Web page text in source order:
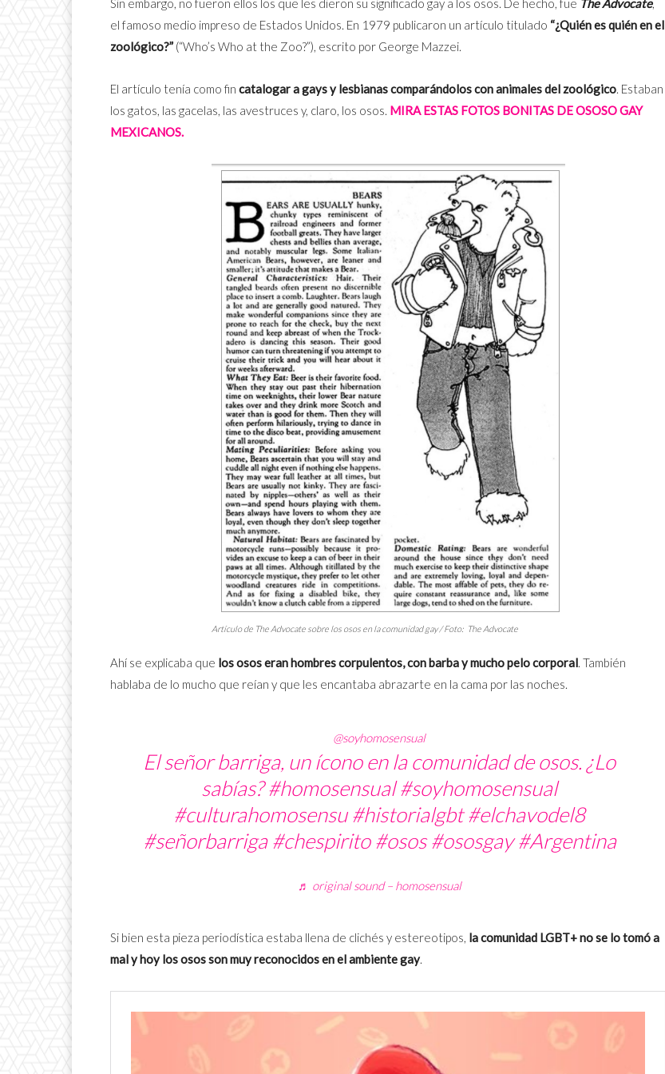
Sin embargo, no fueron ellos los que les dieron su significado gay a los osos. De hecho, fue The Advocate,
el famoso medio impreso de Estados Unidos. En 1979 publicaron un artículo titulado “¿Quién es quién en el
zoológico?” (“Who’s Who at the Zoo?”), escrito por George Mazzei.
El artículo tenía como fin catalogar a gays y lesbianas comparándolos con animales del zoológico. Estaban
los gatos, las gacelas, las avestruces y, claro, los osos. MIRA ESTAS FOTOS BONITAS DE OSOSO GAY
MEXICANOS.
Artículo de The Advocatesobre los osos en la comunidad gay / Foto: The Advocate
Ahí se explicaba que los osos eran hombres corpulentos, con barba y mucho pelo corporal. También
hablaba de lo mucho que reían y que les encantaba abrazarte en la cama por las noches.
@soyhomosensual
El señor barriga, un ícono en la comunidad de osos. ¿Lo
sabías?#homosensual #soyhomosensual
#culturahomosensu #historialgbt #elchavodel8
#señorbarriga #chespirito #osos #ososgay #Argentina
♬ original sound – homosensual
Si bien esta pieza periodística estaba llena de clichés y estereotipos, la comunidad LGBT+ no se lo tomó a
mal y hoy los osos son muy reconocidos en el ambiente gay.